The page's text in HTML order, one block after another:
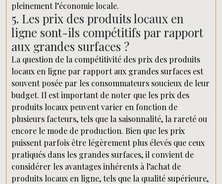
pleinement l’économie locale.
5. Les prix des produits locaux en
ligne sont-ils compétitifs par rapport
aux grandes surfaces ?
La question de la compétitivité des prix des produits
locaux en ligne par rapport aux grandes surfaces est
souvent posée par les consommateurs soucieux de leur
budget. Il est important de noter que les prix des
produits locaux peuvent varier en fonction de
plusieurs facteurs, tels que la saisonnalité, la rareté ou
encore le mode de production. Bien que les prix
puissent parfois être légèrement plus élevés que ceux
pratiqués dans les grandes surfaces, il convient de
considérer les avantages inhérents à l’achat de
produits locaux en ligne, tels que la qualité supérieure,